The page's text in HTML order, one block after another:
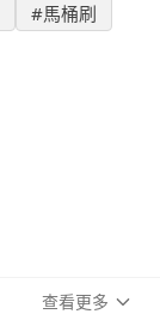
#馬桶刷
查看更多